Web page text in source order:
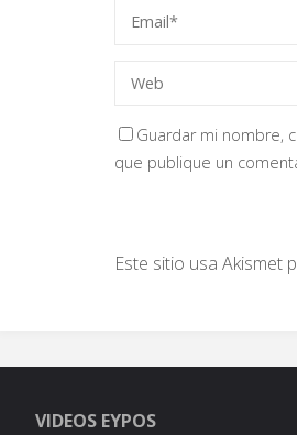
Guardar mi nombre,
que publique un
Este sitio usa Akismet
VIDEOS EYPOS